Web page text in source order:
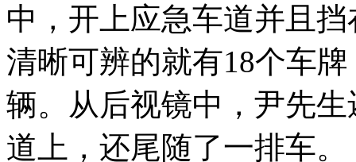
中，开上应急车道并且
清晰可辨的就有18个车
辆。从后视镜中，尹先
道上，还尾随了一排车。